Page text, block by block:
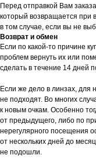
Перед отправкой Вам
который возвращается при
в том случае, если вы не
Возврат и обмен
Если по какой-то причине
проблем вернуть их или
сделать в течение 14 дней
Если же дело в линзах, для
не подходят. Во многих
к новым очкам. Особенно
от предыдущего, либо по
нерегулярного посещения
от нескольких дней до
не подошли.